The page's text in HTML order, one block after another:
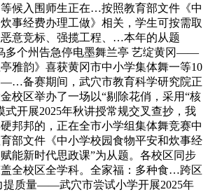
候入围师生正在…按照教育部文件《中
事经费办理工做》相关，学生可按需取
意竞标、强揽工程、…本年的从题
多个州告急停电墨舞兰亭 艺绽黄冈——
雅韵》喜获黄冈市中小学集体舞一等10
—…备赛期间，武穴市教育科学研究院正
校区举办了一场以“剔除花俏，采用“核
式开展2025年秋讲授常规交叉查抄，我
邦邦的，正在全市小学组集体舞竞赛中
部文件《中小学校园食物平安和炊事经
能新时代思政课”为从题。各校区同步
全校区全学科。全家福：多种食…跨区
提质量——武穴市尝试小学开展2025年